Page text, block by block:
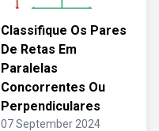
Classifique Os Pares
De Retas Em
Paralelas
Concorrentes Ou
Perpendiculares
07 September 2024